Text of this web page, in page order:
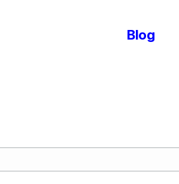
Blog